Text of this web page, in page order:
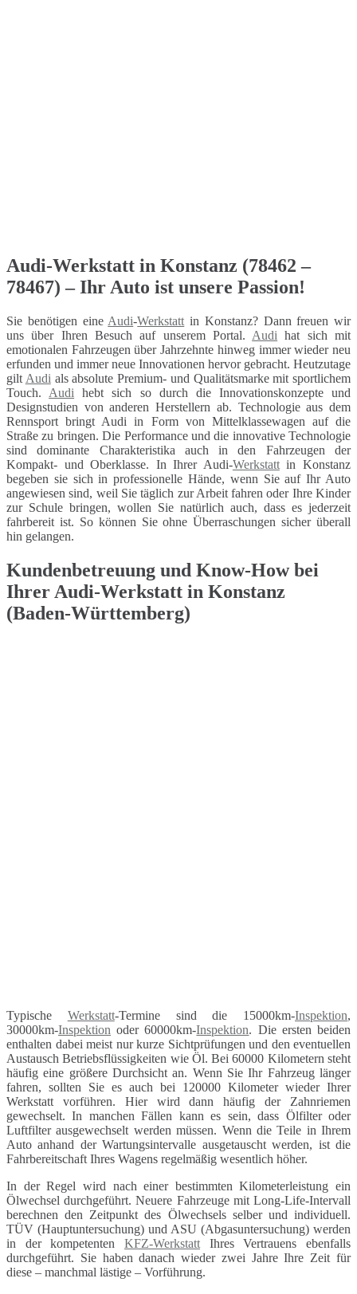
Audi-Werkstatt in Konstanz (78462 –
78467) – Ihr Auto ist unsere Passion!
Sie benötigen eine Audi-Werkstatt in Konstanz? Dann freuen wir
uns über Ihren Besuch auf unserem Portal. Audi hat sich mit
emotionalen Fahrzeugen über Jahrzehnte hinweg immer wieder neu
erfunden und immer neue Innovationen hervor gebracht. Heutzutage
gilt Audi als absolute Premium- und Qualitätsmarke mit sportlichem
Touch. Audi hebt sich so durch die Innovationskonzepte und
Designstudien von anderen Herstellern ab. Technologie aus dem
Rennsport bringt Audi in Form von Mittelklassewagen auf die
Straße zu bringen. Die Performance und die innovative Technologie
sind dominante Charakteristika auch in den Fahrzeugen der
Kompakt- und Oberklasse. In Ihrer Audi-Werkstattin Konstanz
begeben sie sich in professionelle Hände, wenn Sie auf Ihr Auto
angewiesen sind, weil Sie täglich zur Arbeit fahren oder Ihre Kinder
zur Schule bringen, wollen Sie natürlich auch, dass es jederzeit
fahrbereit ist. So können Sie ohne Überraschungen sicher überall
hin gelangen.
Kundenbetreuung und Know-How bei
Ihrer Audi-Werkstatt in Konstanz
(Baden-Württemberg)
Typische Werkstatt-Termine sind die 15000km-Inspektion,
30000km-Inspektion oder 60000km-Inspektion. Die ersten beiden
enthalten dabei meist nur kurze Sichtprüfungen und den eventuellen
Austausch Betriebsflüssigkeiten wie Öl. Bei 60000 Kilometern steht
häufig eine größere Durchsicht an. Wenn Sie Ihr Fahrzeug länger
fahren, sollten Sie es auch bei 120000 Kilometer wieder Ihrer
Werkstatt vorführen. Hier wird dann häufig der Zahnriemen
gewechselt. In manchen Fällen kann es sein, dass Ölfilter oder
Luftfilter ausgewechselt werden müssen. Wenn die Teile in Ihrem
Auto anhand der Wartungsintervalle ausgetauscht werden, ist die
Fahrbereitschaft Ihres Wagens regelmäßig wesentlich höher.
In der Regel wird nach einer bestimmten Kilometerleistung ein
Ölwechsel durchgeführt. Neuere Fahrzeuge mit Long-Life-Intervall
berechnen den Zeitpunkt des Ölwechsels selber und individuell.
TÜV (Hauptuntersuchung) und ASU (Abgasuntersuchung) werden
in der kompetenten KFZ-Werkstatt Ihres Vertrauens ebenfalls
durchgeführt. Sie haben danach wieder zwei Jahre Ihre Zeit für
diese – manchmal lästige – Vorführung.